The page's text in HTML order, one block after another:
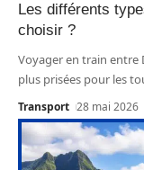
Les différents
choisir ?
Voyager en train entre
plus prisées pour les
Transport 28 mai 2026